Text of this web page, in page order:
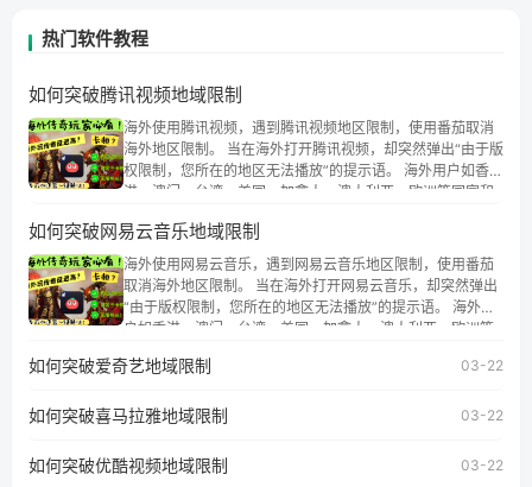
热门软件教程
如何突破腾讯视频地域限制
海外使用腾讯视频，遇到腾讯视频地区限制，使用番茄取消
海外地区限制。 当在海外打开腾讯视频，却突然弹出“由于版
权限制，您所在的地区无法播放”的提示语。 海外用户如香
港、澳门、台湾、美国、加拿大、澳大利亚、欧洲等国家和
权限制问题，且仅能在中国大陆地区播放。 遇到这个问题的
朋友们，使用番茄回国加速器，即可解决「海外用户收听腾
讯视频地区版权限制」的问题，无论人在香港、澳门、台
湾、美国、加拿大、澳大利亚、欧洲等国家和地区工作、留
学、定居等，都可以使用，不再因地区和版权限制所困扰。
如何突破网易云音乐地域限制
海外使用网易云音乐，遇到网易云音乐地区限制，使用番茄
取消海外地区限制。 当在海外打开网易云音乐，却突然弹出
“由于版权限制，您所在的地区无法播放”的提示语。 海外用
户如香港、澳门、台湾、美国、加拿大、澳大利亚、欧洲等
地区及版权限制问题，且仅能在中国大陆地区播放。 遇到这
户收听网易云音乐地区版权限制」的问题，无论人在香港、
工作、留学、定居等，都可以使用，不再因地区和版权限制
所困扰。
如何突破爱奇艺地域限制 03-22
如何突破喜马拉雅地域限制 03-22
如何突破优酷视频地域限制 03-22